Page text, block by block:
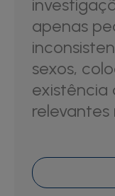
apenas
sexos,
existência
relevantes